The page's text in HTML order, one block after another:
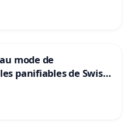
mode de
panifiables de Swiss
en protéines